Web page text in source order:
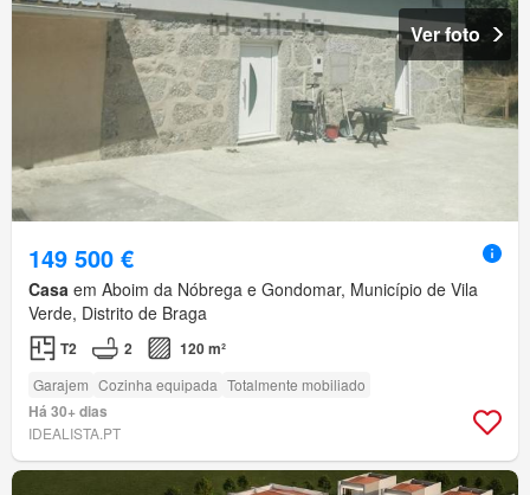
Ver foto
149 500 €
Casa em Aboim da Nóbrega e Gondomar, Município de Vila
Verde, Distrito de Braga
T2 2 120 m²
Garajem Cozinha equipada Totalmente mobiliado
Há 30+ dias
IDEALISTA.PT